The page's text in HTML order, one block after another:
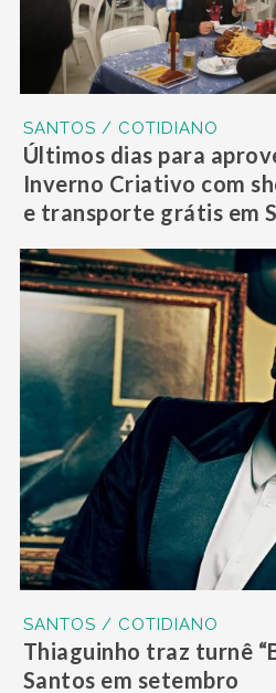
SANTOS / COTIDIANO
Últimos dias para
Inverno Criativo com
e transporte grátis em
SANTOS / COTIDIANO
Thiaguinho traz turnê
Santos em setembro